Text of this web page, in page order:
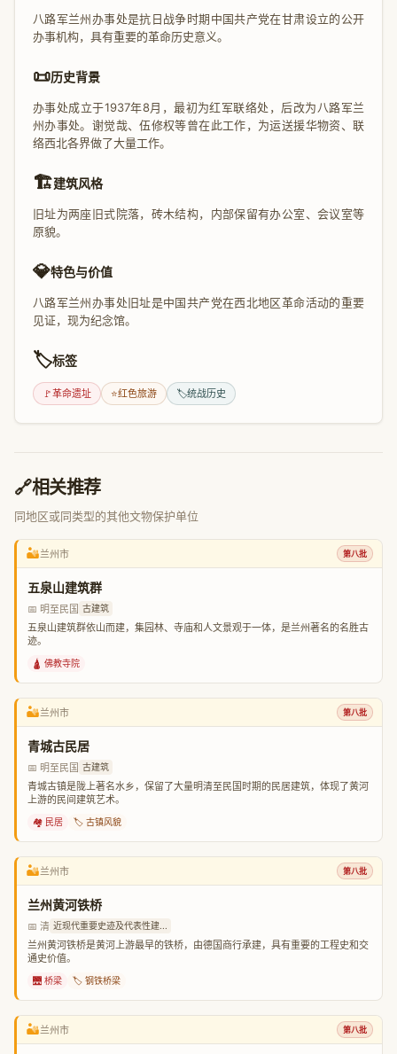
八路军兰州办事处是抗日战争时期中国共产党在甘肃设立的公开
办事机构，具有重要的革命历史意义。
📜历史背景
办事处成立于1937年8月，最初为红军联络处，后改为八路军兰
州办事处。谢觉哉、伍修权等曾在此工作，为运送援华物资、联
络西北各界做了大量工作。
🏗️建筑风格
旧址为两座旧式院落，砖木结构，内部保留有办公室、会议室等
原貌。
💎特色与价值
八路军兰州办事处旧址是中国共产党在西北地区革命活动的重要
见证，现为纪念馆。
🏷️标签
🚩革命遗址 ⭐红色旅游 🏷️统战历史
🔗相关推荐
同地区或同类型的其他文物保护单位
🏜️兰州市 第八批
五泉山建筑群
📅 明至民国 古建筑
五泉山建筑群依山而建，集园林、寺庙和人文景观于一体，是兰州著名的名胜古
迹。
🛕 佛教寺院
🏜️兰州市 第八批
青城古民居
📅 明至民国 古建筑
青城古镇是陇上著名水乡，保留了大量明清至民国时期的民居建筑，体现了黄河
上游的民间建筑艺术。
🏘️ 民居 🏷️ 古镇风貌
🏜️兰州市 第八批
兰州黄河铁桥
📅 清 近现代重要史迹及代表性建...
兰州黄河铁桥是黄河上游最早的铁桥，由德国商行承建，具有重要的工程史和交
通史价值。
🌉 桥梁 🏷️ 钢铁桥梁
🏜️兰州市 第八批